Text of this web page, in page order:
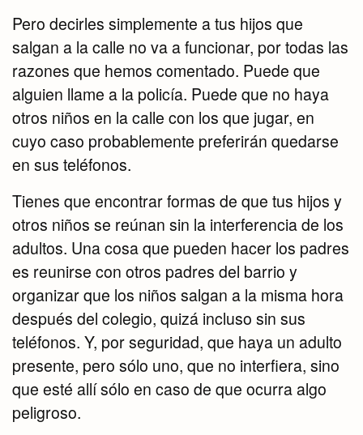
Pero decirles simplemente a tus hijos que
salgan a la calle no va a funcionar, por todas las
razones que hemos comentado. Puede que
alguien llame a la policía. Puede que no haya
otros niños en la calle con los que jugar, en
cuyo caso probablemente preferirán quedarse
en sus teléfonos.
Tienes que encontrar formas de que tus hijos y
otros niños se reúnan sin la interferencia de los
adultos. Una cosa que pueden hacer los padres
es reunirse con otros padres del barrio y
organizar que los niños salgan a la misma hora
después del colegio, quizá incluso sin sus
teléfonos. Y, por seguridad, que haya un adulto
presente, pero sólo uno, que no interfiera, sino
que esté allí sólo en caso de que ocurra algo
peligroso.